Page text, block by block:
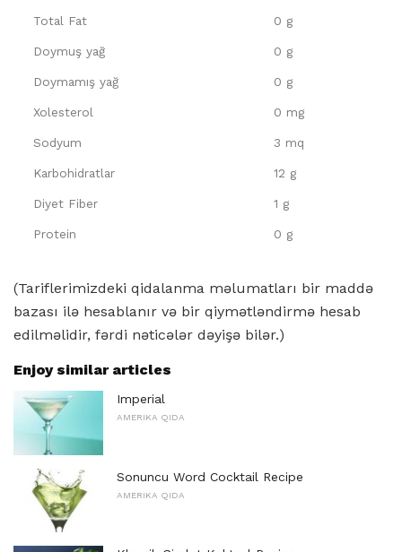
Total Fat 0 g
Doymuş yağ 0 g
Doymamış yağ 0 g
Xolesterol 0 mg
Sodyum 3 mq
Karbohidratlar 12 g
Diyet Fiber 1 g
Protein 0 g
(Tariflerimizdeki qidalanma məlumatları bir maddə
bazası ilə hesablanır və bir qiymətləndirmə hesab
edilməlidir, fərdi nəticələr dəyişə bilər.)
Enjoy similar articles
Imperial
AMERIKA QIDA
Sonuncu Word Cocktail Recipe
AMERIKA QIDA